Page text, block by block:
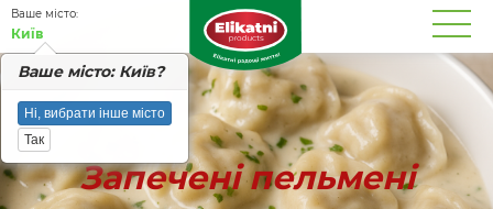
Вашe місто:
Київ
Вашe місто: Київ?
Ні, вибрати інше місто
Так
Запечені пельмені